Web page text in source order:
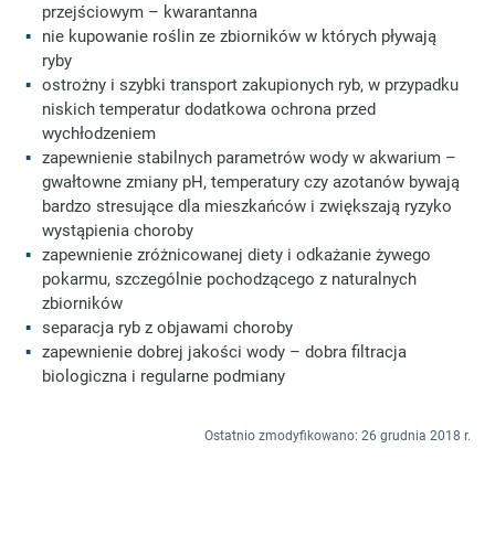
przejściowym – kwarantanna
nie kupowanie roślin ze zbiorników w których pływają
ryby
ostrożny i szybki transport zakupionych ryb, w przypadku
niskich temperatur dodatkowa ochrona przed
wychłodzeniem
zapewnienie stabilnych parametrów wody w akwarium –
gwałtowne zmiany pH, temperatury czy azotanów bywają
bardzo stresujące dla mieszkańców i zwiększają ryzyko
wystąpienia choroby
zapewnienie zróżnicowanej diety i odkażanie żywego
pokarmu, szczególnie pochodzącego z naturalnych
zbiorników
separacja ryb z objawami choroby
zapewnienie dobrej jakości wody – dobra filtracja
biologiczna i regularne podmiany
Ostatnio zmodyfikowano: 26 grudnia 2018 r.